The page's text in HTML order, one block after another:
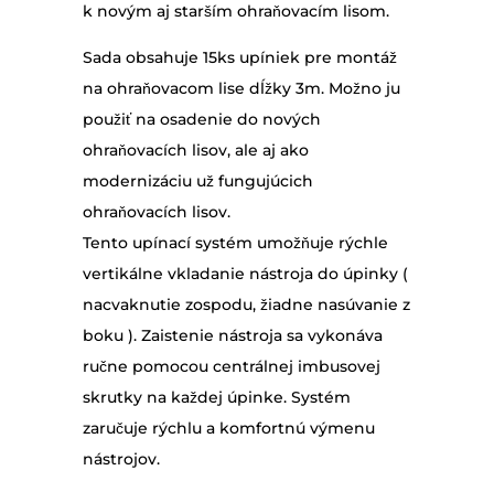
k novým aj starším ohraňovacím lisom.
Sada obsahuje 15ks upíniek pre montáž
na ohraňovacom lise dĺžky 3m. Možno ju
použiť na osadenie do nových
ohraňovacích lisov, ale aj ako
modernizáciu už fungujúcich
ohraňovacích lisov.
Tento upínací systém umožňuje rýchle
vertikálne vkladanie nástroja do úpinky (
nacvaknutie zospodu, žiadne nasúvanie z
boku ). Zaistenie nástroja sa vykonáva
ručne pomocou centrálnej imbusovej
skrutky na každej úpinke. Systém
zaručuje rýchlu a komfortnú výmenu
nástrojov.